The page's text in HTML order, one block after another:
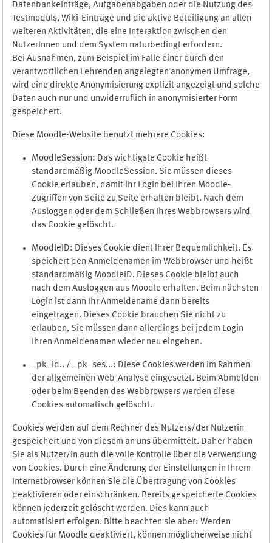
Datenbankeinträge, Aufgabenabgaben oder die Nutzung des
Testmoduls, Wiki-Einträge und die aktive Beteiligung an allen
weiteren Aktivitäten, die eine Interaktion zwischen den
NutzerInnen und dem System naturbedingt erfordern.
Bei Ausnahmen, zum Beispiel im Falle einer durch den
verantwortlichen Lehrenden angelegten anonymen Umfrage,
wird eine direkte Anonymisierung explizit angezeigt und solche
Daten auch nur und unwiderruflich in anonymisierter Form
gespeichert.
Diese Moodle-Website benutzt mehrere Cookies:
MoodleSession: Das wichtigste Cookie heißt
standardmäßig MoodleSession. Sie müssen dieses
Cookie erlauben, damit Ihr Login bei Ihren Moodle-
Zugriffen von Seite zu Seite erhalten bleibt. Nach dem
Ausloggen oder dem Schließen Ihres Webbrowsers wird
das Cookie gelöscht.
MoodleID: Dieses Cookie dient Ihrer Bequemlichkeit. Es
speichert den Anmeldenamen im Webbrowser und heißt
standardmäßig MoodleID. Dieses Cookie bleibt auch
nach dem Ausloggen aus Moodle erhalten. Beim nächsten
Login ist dann Ihr Anmeldename dann bereits
eingetragen. Dieses Cookie brauchen Sie nicht zu
erlauben, Sie müssen dann allerdings bei jedem Login
Ihren Anmeldenamen wieder neu eingeben.
_pk_id.. / _pk_ses...: Diese Cookies werden im Rahmen
der allgemeinen Web-Analyse eingesetzt. Beim Abmelden
oder beim Beenden des Webbrowsers werden diese
Cookies automatisch gelöscht.
Cookies werden auf dem Rechner des Nutzers/der Nutzerin
gespeichert und von diesem an uns übermittelt. Daher haben
Sie als Nutzer/in auch die volle Kontrolle über die Verwendung
von Cookies. Durch eine Änderung der Einstellungen in Ihrem
Internetbrowser können Sie die Übertragung von Cookies
deaktivieren oder einschränken. Bereits gespeicherte Cookies
können jederzeit gelöscht werden. Dies kann auch
automatisiert erfolgen. Bitte beachten sie aber: Werden
Cookies für Moodle deaktiviert, können möglicherweise nicht